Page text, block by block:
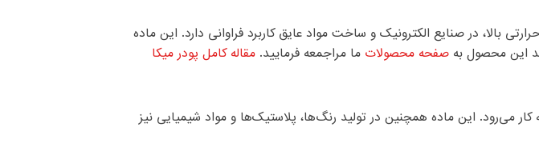
بالا، در صنایع الکترونیک و ساخت مواد عایق کاربرد فراوانی دارد. این ماده
این محصول به صفحه محصولات ما مراجمعه فرمایید. مقاله کامل پودر میکا
می‌رود. این ماده همچنین در تولید رنگ‌ها، پلاستیک‌ها و مواد شیمیایی نیز